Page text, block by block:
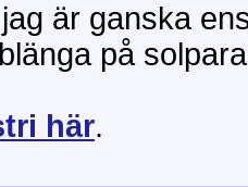
är ganska
på
här.